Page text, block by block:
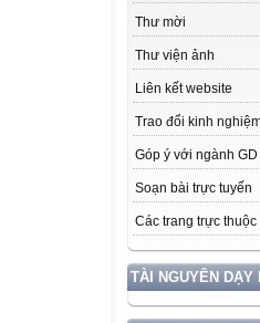
Thư mời
Thư viện ảnh
Liên kết website
Trao đổi kinh
Góp ý với ngành GD
Soạn bài trực tuyến
Các trang trực thuộc
TÀI NGUYÊN DẠY